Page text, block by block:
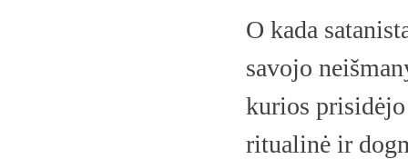
O kada
savojo
kurios prisidėjo
ritualinė ir